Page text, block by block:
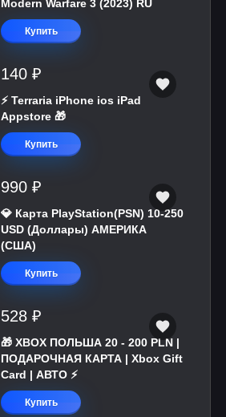
Modern Warfare 3 (2023) RU
Купить
140 ₽
⚡️ Terraria iPhone ios iPad
Appstore 🎁
Купить
990 ₽
💎 Карта PlayStation(PSN) 10-250
USD (Доллары) АМЕРИКА
(США)
Купить
528 ₽
🎁 XBOX ПОЛЬША 20 - 200 PLN |
ПОДАРОЧНАЯ КАРТА | Xbox Gift
Card | АВТО ⚡
Купить